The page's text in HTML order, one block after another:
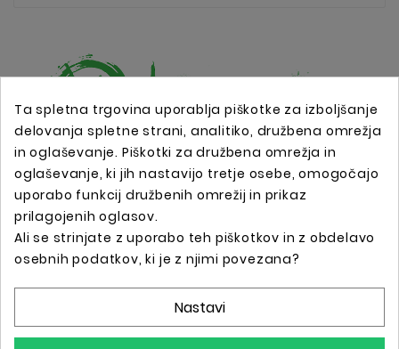
Spletna trgovina s profesionalno tattoo opremo !
Podatki O Trgovini 
Vaš Račun 
Ta spletna trgovina uporablja piškotke za izboljšanje
delovanja spletne strani, analitiko, družbena omrežja
in oglaševanje. Piškotki za družbena omrežja in
oglaševanje, ki jih nastavijo tretje osebe, omogočajo
uporabo funkcij družbenih omrežij in prikaz
prilagojenih oglasov.
Ali se strinjate z uporabo teh piškotkov in z obdelavo
osebnih podatkov, ki je z njimi povezana?
Nastavi